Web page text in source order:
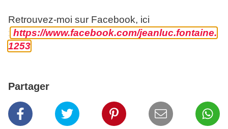
Retrouvez-moi sur Facebook, ici
: https://www.facebook.com/jeanluc.fontaine.
1253
Partager